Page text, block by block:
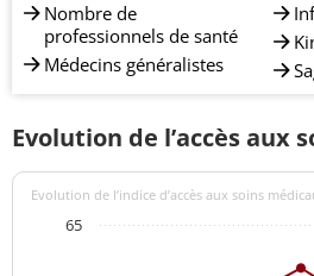
Nombre de
professionnels de santé
Médecins généralistes
Evolution de l’accès aux
Evolution de l’indice d’accès aux soins
65